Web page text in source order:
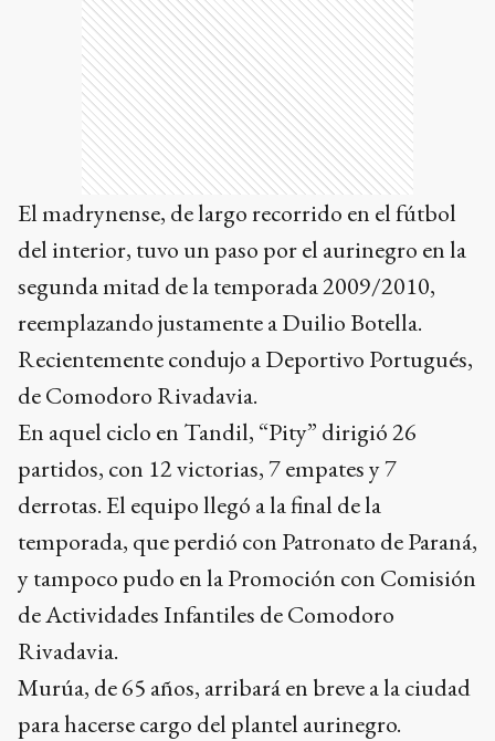
El madrynense, de largo recorrido en el fútbol
del interior, tuvo un paso por el aurinegro en la
segunda mitad de la temporada 2009/2010,
reemplazando justamente a Duilio Botella.
Recientemente condujo a Deportivo Portugués,
de Comodoro Rivadavia.
En aquel ciclo en Tandil, “Pity” dirigió 26
partidos, con 12 victorias, 7 empates y 7
derrotas. El equipo llegó a la final de la
temporada, que perdió con Patronato de Paraná,
y tampoco pudo en la Promoción con Comisión
de Actividades Infantiles de Comodoro
Rivadavia.
Murúa, de 65 años, arribará en breve a la ciudad
para hacerse cargo del plantel aurinegro.